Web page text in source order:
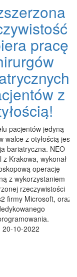
pracę
z
pacjentów jedyną
walce z otyłością jest
bariatryczna. NEO
z Krakowa, wykonał
operację
z wykorzystaniem
rzeczywistości
firmy Microsoft, oraz
20-10-2022